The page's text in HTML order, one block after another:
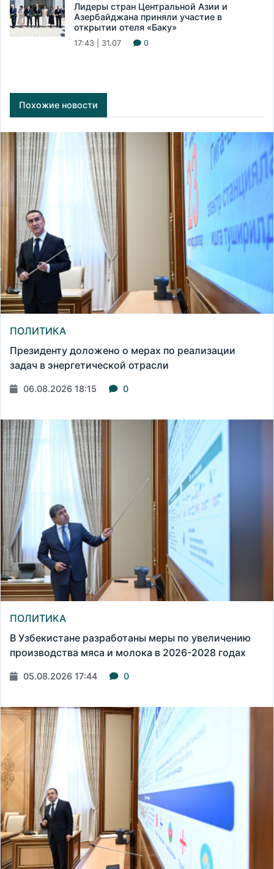
Лидеры стран Центральной Азии и
Азербайджана приняли участие в
открытии отеля «Баку»
17:43 | 31.07 0
Похожие новости
ПОЛИТИКА
Президенту доложено о мерах по реализации
задач в энергетической отрасли
06.08.2026 18:15 0
ПОЛИТИКА
В Узбекистане разработаны меры по увеличению
производства мяса и молока в 2026-2028 годах
05.08.2026 17:44 0